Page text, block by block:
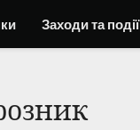
Заходи та події